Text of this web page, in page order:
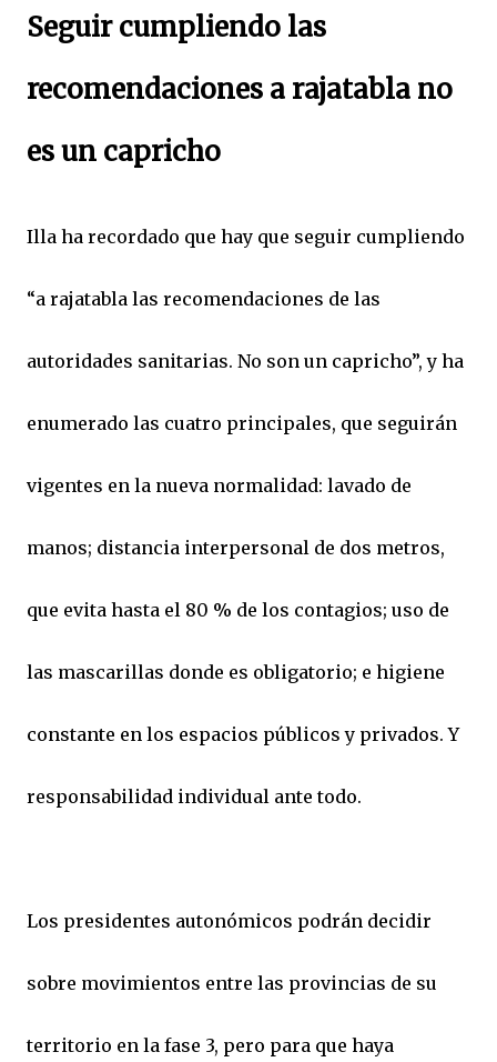
Seguir cumpliendo las
recomendaciones a rajatabla no
es un capricho
Illa ha recordado que hay que seguir cumpliendo
“a rajatabla las recomendaciones de las
autoridades sanitarias. No son un capricho”, y ha
enumerado las cuatro principales, que seguirán
vigentes en la nueva normalidad: lavado de
manos; distancia interpersonal de dos metros,
que evita hasta el 80 % de los contagios; uso de
las mascarillas donde es obligatorio; e higiene
constante en los espacios públicos y privados. Y
responsabilidad individual ante todo.
Los presidentes autonómicos podrán decidir
sobre movimientos entre las provincias de su
territorio en la fase 3, pero para que haya